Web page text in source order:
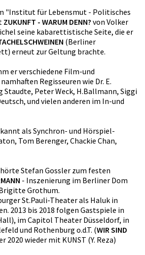
"Institut für Lebensmut - Politisches
ZUKUNFT - WARUM DENN? von Volker
seine kabarettistische Seite, die er
(Berliner
erneut zur Geltung brachte.
er verschiedene Film-und
Regisseuren wie Dr. E.
Peter Weck, H.Ballmann, Siggi
und vielen anderen im In-und
als Synchron- und Hörspiel-
Tom Berenger, Chackie Chan,
Stefan Gossler zum festen
- Inszenierung im Berliner Dom
Grothum.
St.Pauli-Theater als Haluk in
2013 bis 2018 folgen Gastspiele in
im Capitol Theater Düsseldorf, in
und Rothenburg o.d.T. (WIR SIND
2020 wieder mit KUNST (Y. Reza)